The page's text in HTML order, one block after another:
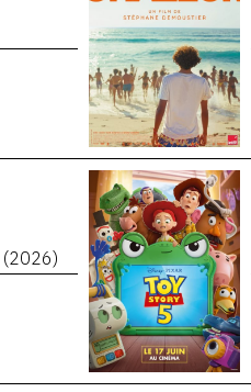
(2026)